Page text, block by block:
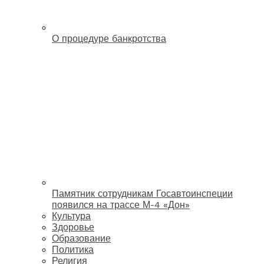
О процедуре банкротства
Памятник сотрудникам Госавтоинспеции
появился на трассе М-4 «Дон»
Культура
Здоровье
Образование
Политика
Религия